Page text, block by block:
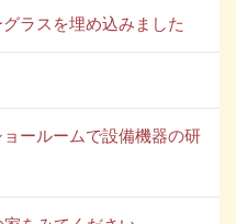
ラスを埋め込みました
ールームで設備機器の研